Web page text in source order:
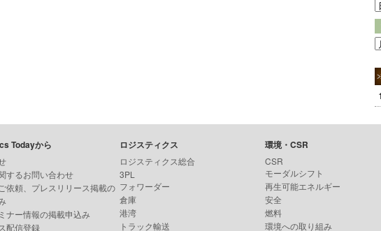
Todayから
するお問い合わせ
依頼、プレスリリース掲載の
ナー情報の掲載申込み
配信登録
ロジスティクス
ロジスティクス総合
3PL
フォワーダー
倉庫
港湾
トラック輸送
環境・CSR
CSR
モーダルシフト
再生可能エネルギー
安全
燃料
環境への取り組み